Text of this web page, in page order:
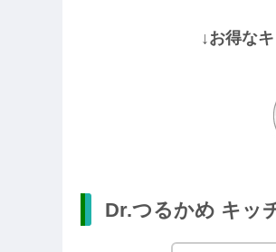
↓お得な
Dr.つるかめ キッ